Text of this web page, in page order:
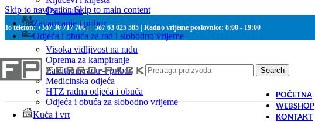
Skip to navigationSkip to main content
telefon: +387 30 717 700 | +387 63 025 585 | Radno vrijeme poslovnice: 8:00 - 19:00
Search
Ostali alat
Zavarivanje i pribor
Odjeća i obuća za rad i slobodno vrijeme
Visoka vidljivost na radu
Oprema za kampiranje
Zaštita na radu – pribor
Medicinska odjeća
HTZ radna odjeća i obuća
Odjeća i obuća za slobodno vrijeme
Kuća i vrt
POČETNA
WEBSHOP
KONTAKT